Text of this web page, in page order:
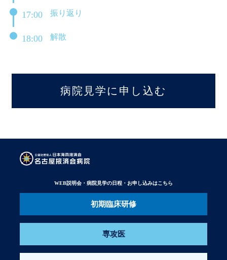
17:00 振り返り
18:00 解散
病院見学に申し込む
WEB説明会・病院見学の日程・お申し込みはこちら
初期臨床研修
専攻医